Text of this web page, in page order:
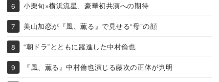
小栗旬×横浜流星、豪華初共演への期待
美山加恋が『風、薫る』で見せる“母”の顔
“朝ドラ”とともに躍進した中村倫也
『風、薫る』中村倫也演じる藤次の正体が判明